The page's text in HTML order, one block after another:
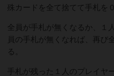
殊カードを全て捨てて手札を
全員が手札が無くなるか、１
員の手札が無くなれば、再び
る。
手札が残った１人のプレイヤ